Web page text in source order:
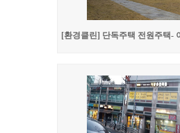
[환경클린] 단독주택 전원주택-